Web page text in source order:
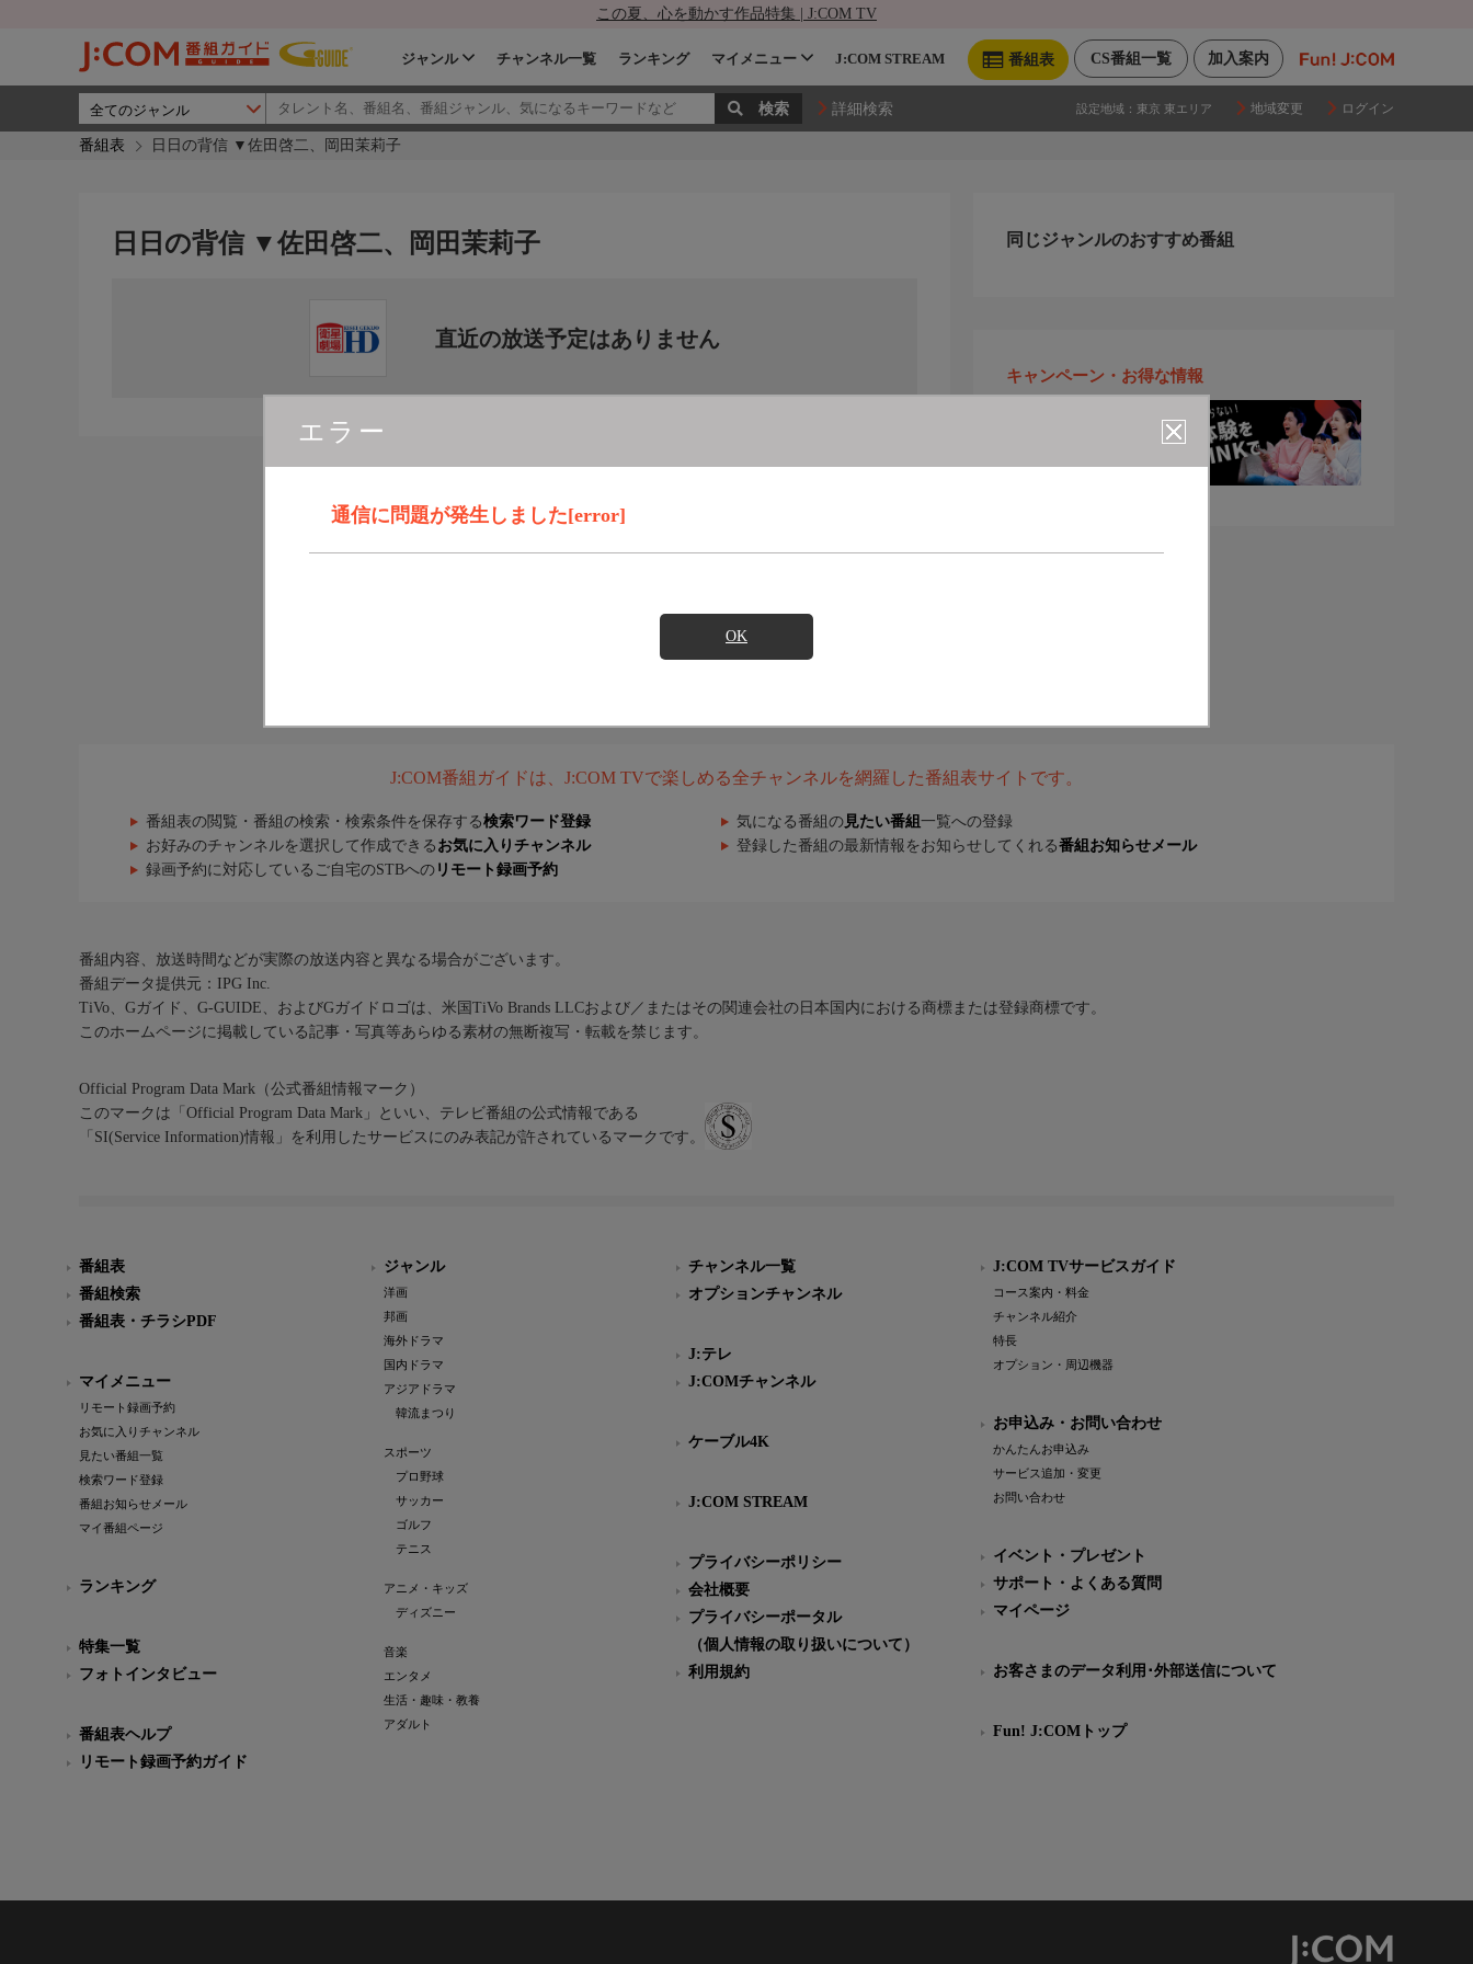
この夏、心を動かす作品特集 | J:COM TV
加入案内
CS番組一覧
番組表
ジャンル チャンネル一覧 ランキング マイメニュー J:COM STREAM
詳細検索 設定地域： 東京 東エリア 地域変更 ログイン
番組表 日日の背信 ▼佐田啓二、岡田茉莉子
エラー
通信に問題が発生しました[error]
OK
日日の背信 ▼佐田啓二、岡田茉莉子
直近の放送予定はありません
同じジャンルのおすすめ番組
キャンペーン・お得な情報
J:COM番組ガイドは、J:COM TVで楽しめる全チャンネルを網羅した番組表サイトです。
番組表の閲覧・番組の検索・検索条件を保存する検索ワード登録 気になる番組の 見たい番組 一覧への登録
お好みのチャンネルを選択して作成できる お気に入りチャンネル 登録した番組の最新情報をお知らせしてくれる番組お知らせメール
録画予約に対応しているご自宅のSTBへの リモート録画予約
番組内容、放送時間などが実際の放送内容と異なる場合がございます。
番組データ提供元：IPG Inc.
TiVo、Gガイド、G-GUIDE、およびGガイドロゴは、米国TiVo Brands LLCおよび／またはその関連会社の日本国内における商標または登録商標です。
このホームページに掲載している記事・写真等あらゆる素材の無断複写・転載を禁じます。
Official Program Data Mark（公式番組情報マーク）
このマークは「Official Program Data Mark」といい、テレビ番組の公式情報である
「SI(Service Information)情報」を利用したサービスにのみ表記が許されているマークです。
番組表
番組検索
番組表・チラシPDF
マイメニュー
リモート録画予約
お気に入りチャンネル
見たい番組一覧
検索ワード登録
番組お知らせメール
マイ番組ページ
ランキング
特集一覧
フォトインタビュー
番組表ヘルプ
リモート録画予約ガイド
ジャンル
洋画
邦画
海外ドラマ
国内ドラマ
アジアドラマ
韓流まつり
スポーツ
プロ野球
サッカー
ゴルフ
テニス
アニメ・キッズ
ディズニー
音楽
エンタメ
生活・趣味・教養
アダルト
チャンネル一覧
オプションチャンネル
J:テレ
J:COMチャンネル
ケーブル4K
J:COM STREAM
プライバシーポリシー
会社概要
プライバシーポータル
（個人情報の取り扱いについて）
利用規約
J:COM TVサービスガイド
コース案内・料金
チャンネル紹介
特長
オプション・周辺機器
お申込み・お問い合わせ
かんたんお申込み
サービス追加・変更
お問い合わせ
イベント・プレゼント
サポート・よくある質問
マイページ
お客さまのデータ利用･外部送信について
Fun! J:COMトップ